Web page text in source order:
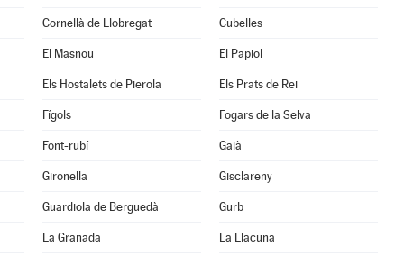
Cornellà de Llobregat Cubelles
El Masnou El Papiol
Els Hostalets de Pierola Els Prats de Rei
Fígols Fogars de la Selva
Font-rubí Gaià
Gironella Gisclareny
Guardiola de Berguedà Gurb
La Granada La Llacuna